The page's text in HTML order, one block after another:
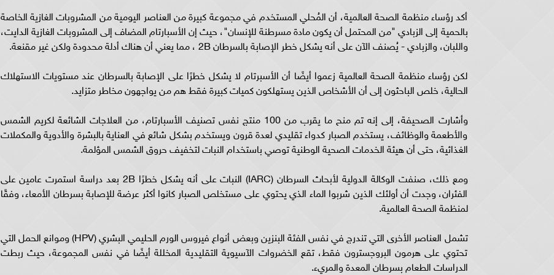
أكد رؤساء منظمة الصحة العالمية، أن المُحلي المستخدم في مجموعة كبيرة من العناصر اليومية من المشروبات الغازية الخاصة
بالحمية إلى الزبادي "من المحتمل أن يكون مادة مسرطنة للإنسان"، حيث إن الأسبارتام المضاف إلى المشروبات الغازية الدايت،
واللبان، والزبادي - يُصنف الآن على أنه يشكل خطر الإصابة بالسرطان 2B ، مما يعني أن هناك أدلة محدودة ولكن غير مقنعة.
لكن رؤساء منظمة الصحة العالمية زعموا أيضًا أن الأسبرتام لا يشكل خطرًا على الإصابة بالسرطان عند مستويات الاستهلاك
الحالية، خلص الباحثون إلى أن الأشخاص الذين يستهلكون كميات كبيرة فقط هم من يواجهون مخاطر متزايد.
وأشارت الصحيفة، إلى إنه تم منح ما يقرب من 100 منتج نفس تصنيف الأسبارتام، من العلاجات الشائعة لكريم الشمس
والأطعمة والوظائف، يستخدم الصبار كدواء تقليدي لعدة قرون ويستخدم بشكل شائع في العناية بالبشرة والأدوية والمكملات
الغذائية، حتى أن هيئة الخدمات الصحية الوطنية توصي باستخدام النبات لتخفيف حروق الشمس المؤلمة.
ومع ذلك، صنفت الوكالة الدولية لأبحاث السرطان (IARC) النبات على أنه يشكل خطرًا 2B بعد دراسة استمرت عامين على
الفئران، وجدت أن أولئك الذين شربوا الماء الذي يحتوي على مستخلص الصبار كانوا أكثر عرضة للإصابة بسرطان الأمعاء، وفقًا
لمنظمة الصحة العالمية.
تشمل العناصر الأخرى التي تندرج في نفس الفئة البنزين وبعض أنواع فيروس الورم الحليمي البشري (HPV) وموانع الحمل التي
تحتوي على هرمون البروجسترون فقط، تقع الخضروات الآسيوية التقليدية المخللة أيضًا في نفس المجموعة، حيث ربطت
الدراسات الطعام بسرطان المعدة والمريء.